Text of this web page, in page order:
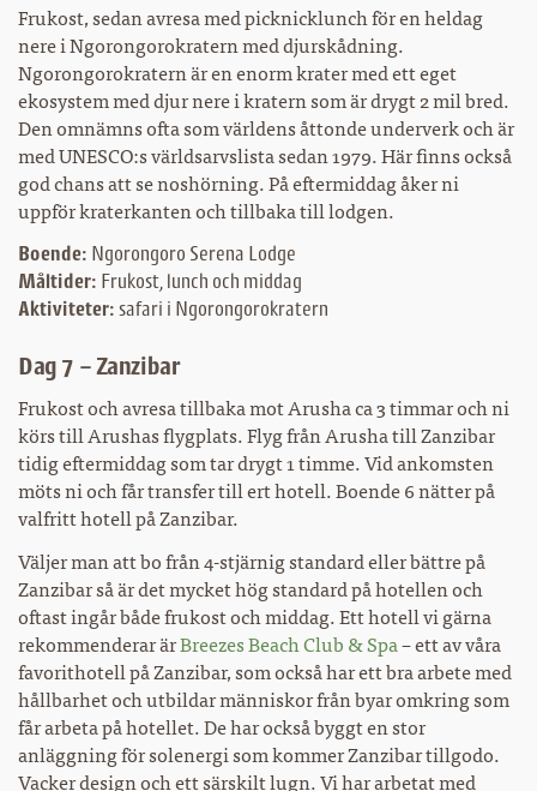
Frukost, sedan avresa med picknicklunch för en heldag
nere i Ngorongorokratern med djurskådning.
Ngorongorokratern är en enorm krater med ett eget
ekosystem med djur nere i kratern som är drygt 2 mil bred.
Den omnämns ofta som världens åttonde underverk och är
med UNESCO:s världsarvslista sedan 1979. Här finns också
god chans att se noshörning. På eftermiddag åker ni
uppför kraterkanten och tillbaka till lodgen.
Boende: Ngorongoro Serena Lodge
Måltider: Frukost, lunch och middag
Aktiviteter: safari i Ngorongorokratern
Dag 7 – Zanzibar
Frukost och avresa tillbaka mot Arusha ca 3 timmar och ni
körs till Arushas flygplats. Flyg från Arusha till Zanzibar
tidig eftermiddag som tar drygt 1 timme. Vid ankomsten
möts ni och får transfer till ert hotell. Boende 6 nätter på
valfritt hotell på Zanzibar.
Väljer man att bo från 4-stjärnig standard eller bättre på
Zanzibar så är det mycket hög standard på hotellen och
oftast ingår både frukost och middag. Ett hotell vi gärna
rekommenderar ärBreezes Beach Club & Spa– ett av våra
favorithotell på Zanzibar, som också har ett bra arbete med
hållbarhet och utbildar människor från byar omkring som
får arbeta på hotellet. De har också byggt en stor
anläggning för solenergi som kommer Zanzibar tillgodo.
Vacker design och ett särskilt lugn. Vi har arbetat med